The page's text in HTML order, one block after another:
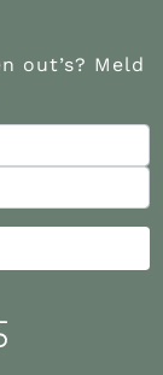
out’s? Meld